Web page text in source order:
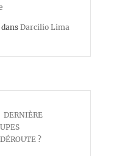
dans Darcilio Lima
DERNIÈRE
?